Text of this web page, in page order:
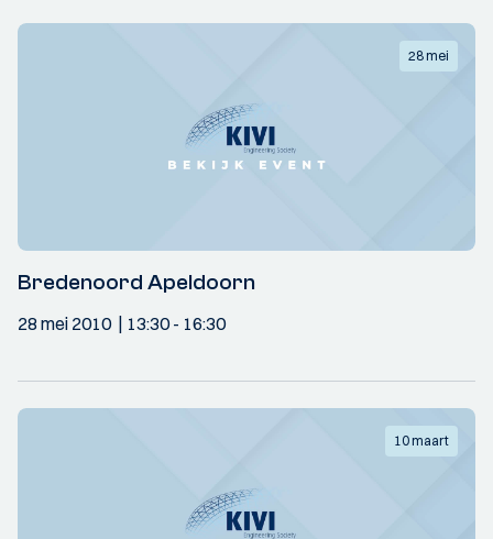
28 mei
Bredenoord Apeldoorn
28 mei 2010 13:30- 16:30
10 maart